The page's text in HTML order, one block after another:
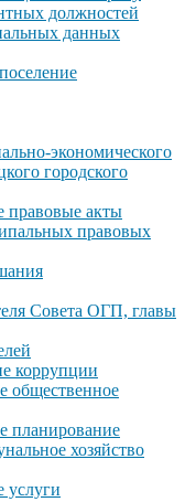
должностей
данных
экономического
городского
акты
правовых
Совета ОГП, главы
коррупции
общественное
планирование
хозяйство